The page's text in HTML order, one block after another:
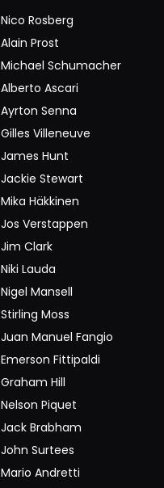
Nico Rosberg
Alain Prost
Michael Schumacher
Alberto Ascari
Ayrton Senna
Gilles Villeneuve
James Hunt
Jackie Stewart
Mika Häkkinen
Jos Verstappen
Jim Clark
Niki Lauda
Nigel Mansell
Stirling Moss
Juan Manuel Fangio
Emerson Fittipaldi
Graham Hill
Nelson Piquet
Jack Brabham
John Surtees
Mario Andretti